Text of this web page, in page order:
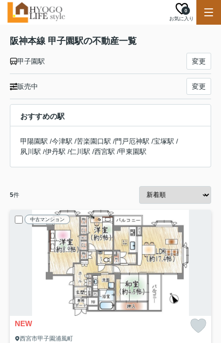
お気に入り
0
阪神本線 甲子園駅の不動産一覧
甲子園駅 変更
販売中 変更
おすすめの駅
甲陽園駅 /今津駅 /苦楽園口駅 /門戸厄神駅 /宝塚駅 /
夙川駅 /伊丹駅 /仁川駅 /西宮駅 /甲東園駅
5件
中古マンション
NEW
西宮市甲子園浦風町